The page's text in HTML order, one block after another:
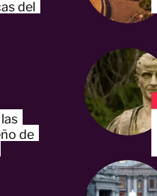
del
de